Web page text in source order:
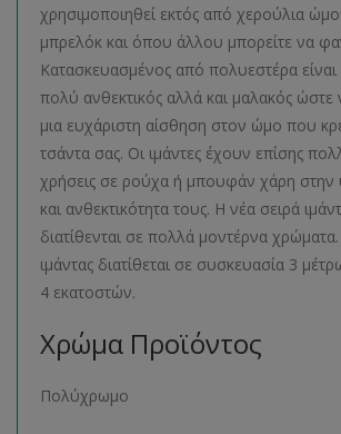
χρησιμοποιηθεί εκτός από χερούλια
μπρελόκ και όπου άλλου μπορείτε να
Κατασκευασμένος από πολυεστέρα
πολύ ανθεκτικός αλλά και μαλακός ώστε
μια ευχάριστη αίσθηση στον ώμο που
τσάντα σας. Οι ιμάντες έχουν επίσης
χρήσεις σε ρούχα ή μπουφάν χάρη στην
και ανθεκτικότητα τους. Η νέα σειρά
διατίθενται σε πολλά μοντέρνα
ιμάντας διατίθεται σε συσκευασία 3
4 εκατοστών.
Χρώμα Προϊόντος
Πολύχρωμο